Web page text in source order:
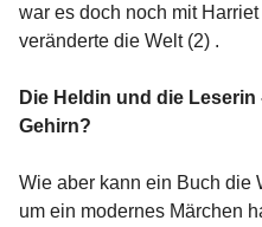
war es doch noch mit
veränderte die Welt (2) .
Die Heldin und die
Gehirn?
Wie aber kann ein Buch die
um ein modernes Märchen